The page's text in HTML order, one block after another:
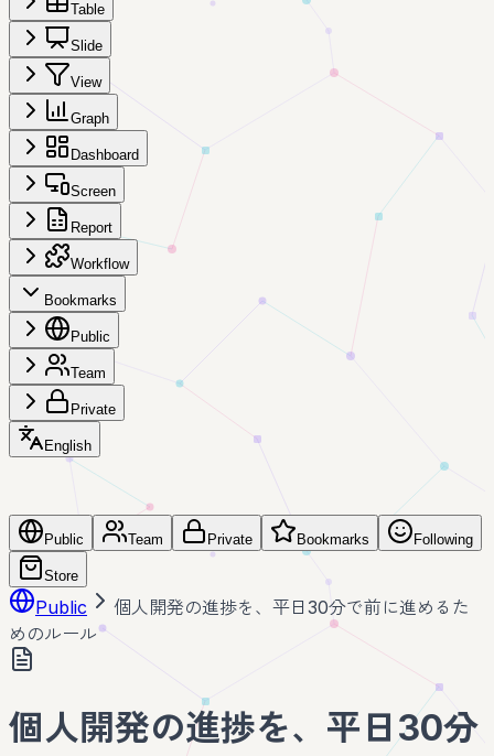
Table
Slide
View
Graph
Dashboard
Screen
Report
Workflow
Bookmarks
Public
Team
Private
English
Public Team Private Bookmarks Following
Store
Public
個人開発の進捗を、平日30分で前に進めるた
めのルール
個人開発の進捗を、平日30分